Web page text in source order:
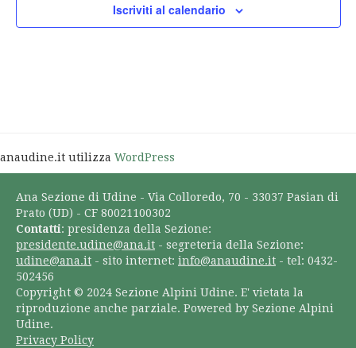
Iscriviti al calendario
anaudine.it utilizza WordPress
Ana Sezione di Udine - Via Colloredo, 70 - 33037 Pasian di
Prato (UD) - CF 80021100302
Contatti: presidenza della Sezione:
presidente.udine@ana.it - segreteria della Sezione:
udine@ana.it - sito internet: info@anaudine.it - tel: 0432-
502456
Copyright © 2024 Sezione Alpini Udine. E' vietata la
riproduzione anche parziale. Powered by Sezione Alpini
Udine.
Privacy Policy